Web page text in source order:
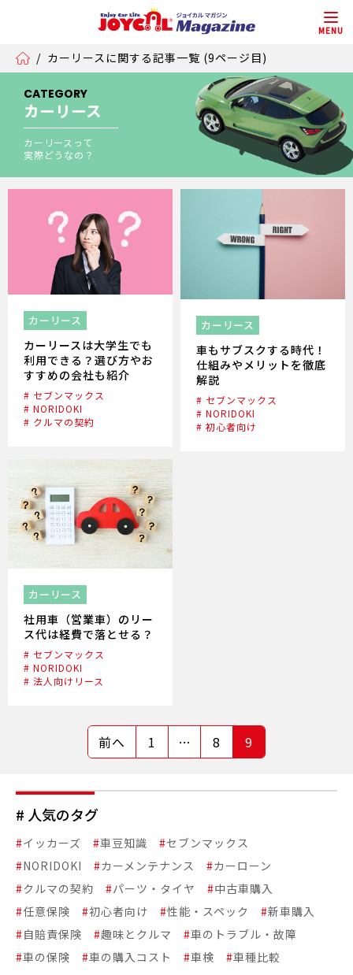
MENU
/ カーリースに関する記事一覧 (9ページ目)
CATEGORY
カーリース
カーリースって
実際どうなの？
カーリース
カーリースは大学生でも
利用できる？選び方やお
すすめの会社も紹介
# セブンマックス
# NORIDOKI
# クルマの契約
カーリース
車もサブスクする時代！
仕組みやメリットを徹底
解説
# セブンマックス
# NORIDOKI
# 初心者向け
カーリース
社用車（営業車）のリー
ス代は経費で落とせる？
# セブンマックス
# NORIDOKI
# 法人向けリース
前へ 1 … 8 9
# 人気のタグ
#イッカーズ #車豆知識 #セブンマックス
#NORIDOKI #カーメンテナンス #カーローン
#クルマの契約 #パーツ・タイヤ #中古車購入
#任意保険 #初心者向け #性能・スペック #新車購入
#自賠責保険 #趣味とクルマ #車のトラブル・故障
#車の保険 #車の購入コスト #車検 #車種比較